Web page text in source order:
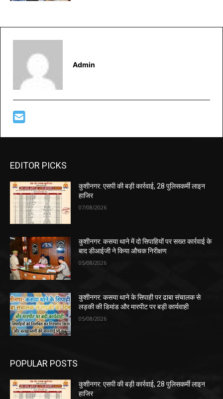
Admin
EDITOR PICKS
कुशीनगर: एसपी की बड़ी कार्रवाई, 28 पुलिसकर्मी लाइन
हाजिर
07/08/2026
कुशीनगर: कसया थाने में दो सिपाहियों पर सख्त कार्रवाई के
बाद डीआईजी ने किया औचक निरीक्षण
05/08/2026
कुशीनगर: कसया थाने के सिपाही पर ढाबा संचालक से
लड़की की डिमांड और मारपीट पर बड़ी कार्यवाही
05/08/2026
POPULAR POSTS
कुशीनगर: एसपी की बड़ी कार्रवाई, 28 पुलिसकर्मी लाइन
हाजिर